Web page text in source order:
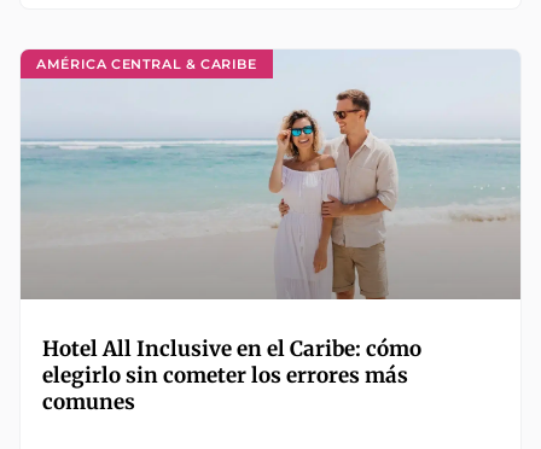
AMÉRICA CENTRAL & CARIBE
Hotel All Inclusive en el Caribe: cómo
elegirlo sin cometer los errores más
comunes